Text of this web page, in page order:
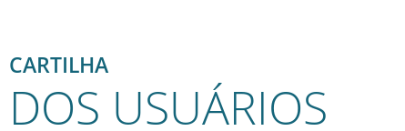
CARTILHA
DOS USUÁRIOS